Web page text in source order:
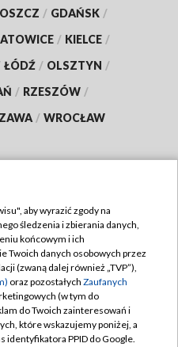
/ GDAŃSK /
/ KIELCE /
ŁÓDŹ / OLSZTYN /
/ RZESZÓW /
/ WROCŁAW
TVP
zgody
aby wyrazić zgody na
śledzenia i zbierania danych,
końcowym i ich
Twoich danych osobowych przez
(zwaną dalej również „TVP”),
oraz pozostałych Zaufanych
(w tym do
do Twoich zainteresowań i
które wskazujemy poniżej, a
identyfikatora PPID do Google.